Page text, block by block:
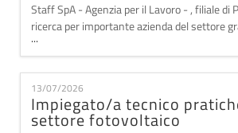
Staff SpA - Agenzia per il Lavoro - , filiale di
ricerca per importante azienda del settore
UN/UNA RECEPTIONIST - Categoria protetta
(L.68/99) La risorsa sarà inserita
dell'azienda con funzioni di supporto alle
front-office e segreteria generale. In
occuperà di: - Accoglienza di vi
...
13/07/2026
Impiegato/a tecnico
settore fotovoltaico